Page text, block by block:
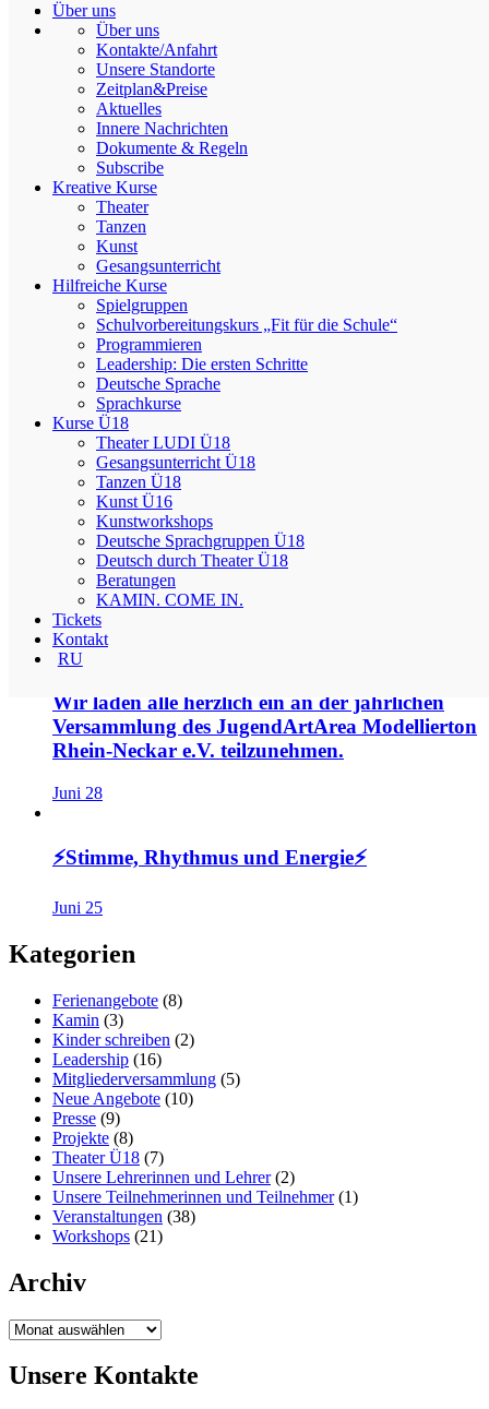
Modellierton
Über uns
Über uns
Kontakte/Anfahrt
Unsere Standorte
Zeitplan&Preise
Aktuelles
Innere Nachrichten
Dokumente & Regeln
Subscribe
Kreative Kurse
Theater
Tanzen
Kunst
Gesangsunterricht
Hilfreiche Kurse
Spielgruppen
Schulvorbereitungskurs „Fit für die Schule“
Programmieren
Leadership: Die ersten Schritte
Deutsche Sprache
Sprachkurse
Kurse Ü18
Theater LUDI Ü18
Gesangsunterricht Ü18
Tanzen Ü18
Kunst Ü16
Kunstworkshops
Deutsche Sprachgruppen Ü18
Deutsch durch Theater Ü18
Beratungen
KAMIN. COME IN.
Tickets
Kontakt
RU
Online-Antimobbing Wettbewerb für
Kinder zwischen 5 und 15 Jahren. DIE
WELT IN ALL IHREN FARBEN
adminAm21.02.2021
Alle Kinder zwischen 5-15 Jahre Alt sind herzlich zur Teilnahme
eingeladen.
https://modellarea.com/gegenrassismus/
Beitragsnavigation
Tanz und Theater Camp. 26.10-31.10.2020. Herbstferien Camp
2020. Kostenlos!
Online Vorführung und Diskussion des Films „Wild“. 2.04.2021
Um 17:00
Suchen
Recent Posts
Wir laden euch herzlich zu unserem GRILL-
WOHNZIMMERKONZERT ein!
August 5
Wir laden alle herzlich ein an der jährlichen
Versammlung des JugendArtArea Modellierton
Rhein-Neckar e.V. teilzunehmen.
Juni 28
⚡️Stimme, Rhythmus und Energie⚡️
Juni 25
Kategorien
Ferienangebote (8)
Kamin (3)
Kinder schreiben (2)
Leadership (16)
Mitgliederversammlung (5)
Neue Angebote (10)
Presse (9)
Projekte (8)
Theater Ü18 (7)
Unsere Lehrerinnen und Lehrer(2)
Unsere Teilnehmerinnen und Teilnehmer(1)
Veranstaltungen (38)
Workshops (21)
Archiv
Archiv
Unsere Kontakte